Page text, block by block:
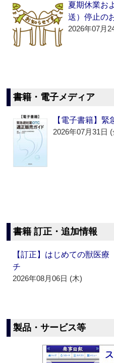
夏期休業お
送）停止の
2026年07月
書籍・電子メディア
【電子書籍】
2026年07月31日 (
書籍 訂正・追加情報
【訂正】はじめての獣医
チ
2026年08月06日 (木)
製品・サービス等